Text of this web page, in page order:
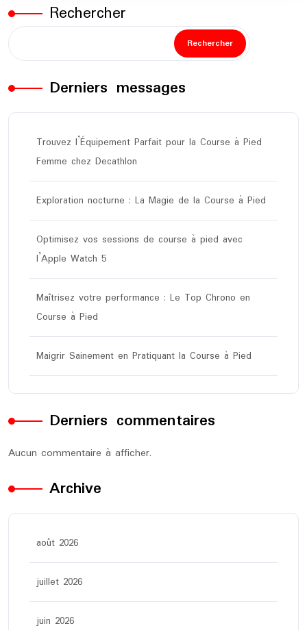
Rechercher
Rechercher
Derniers messages
Trouvez l’Équipement Parfait pour la Course à Pied
Femme chez Decathlon
Exploration nocturne : La Magie de la Course à Pied
Optimisez vos sessions de course à pied avec
l’Apple Watch 5
Maîtrisez votre performance : Le Top Chrono en
Course à Pied
Maigrir Sainement en Pratiquant la Course à Pied
Derniers commentaires
Aucun commentaire à afficher.
Archive
août 2026
juillet 2026
juin 2026